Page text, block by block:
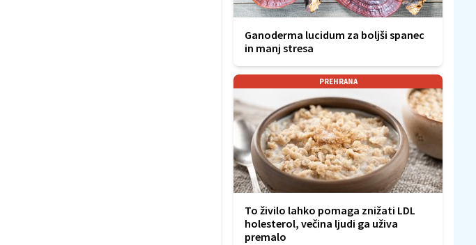
Ganoderma lucidum za boljši spanec
in manj stresa
PREHRANA
To živilo lahko pomaga znižati LDL
holesterol, večina ljudi ga uživa
premalo